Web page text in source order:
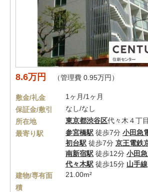
8.6万円 （管理費 0.95万円）
敷金/礼金
1ヶ月/1ヶ月
保証金/敷引
なし/なし
所在地
東京都渋谷区代々木４丁
最寄り駅
参宮橋駅 徒歩7分 小田急
初台駅 徒歩7分 京王電鉄
南新宿駅 徒歩12分 小田
代々木駅 徒歩15分 山手線
建物/専有面
積
21.00m²